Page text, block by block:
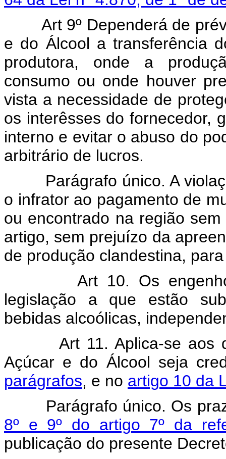
Art 9º Dependerá de
e do Álcool a transferência
produtora, onde a
consumo ou onde houver
vista a necessidade de
os interêsses do fornecedor,
interno e evitar o abuso do
arbitrário de lucros.
Parágrafo único. A
o infrator ao pagamento de
ou encontrado na região
artigo, sem prejuízo da
de produção clandestina,
Art 10. Os engenhos
legislação a que estão
bebidas alcoólicas,
Art 11. Aplica-se aos
Açúcar e do Álcool seja
parágrafos, e no artigo 10 da
Parágrafo único. Os
8º e 9º do artigo 7º da
publicação do presente